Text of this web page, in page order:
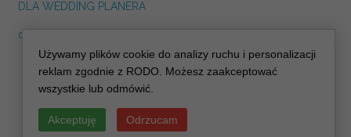
DLA WEDDING PLANERA
dreskot.com
info@decoris.pl
Używamy plików cookie do analizy ruchu i personalizacji
reklam zgodnie z RODO. Możesz zaakceptować
wszystkie lub odmówić.
Akceptuję Odrzucam